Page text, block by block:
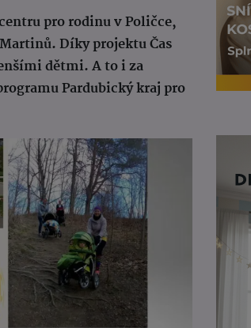
pro rodinu v Poličce,
Díky projektu Čas
dětmi. A to i za
Pardubický kraj pro